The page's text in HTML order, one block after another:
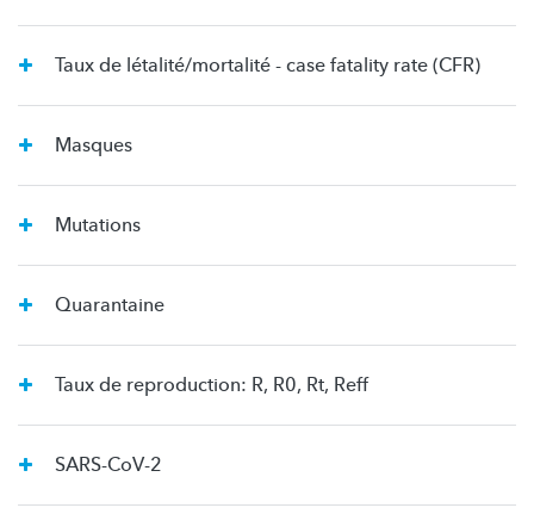
Taux de létalité/mortalité - case fatality rate (CFR)
Masques
Mutations
Quarantaine
Taux de reproduction: R, R0, Rt, Reff
SARS-CoV-2